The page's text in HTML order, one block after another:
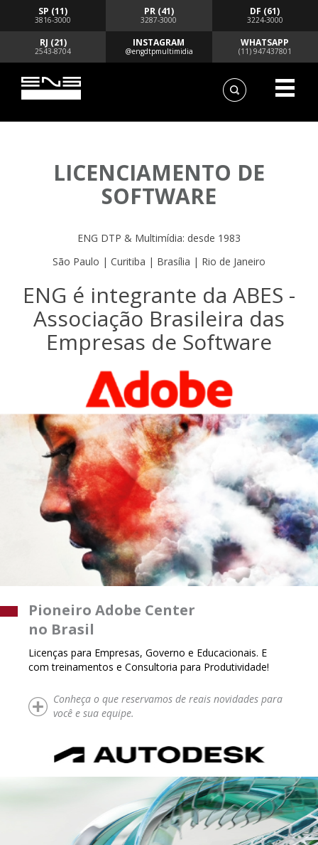
SP (11)
3816-3000
PR (41)
3287-3000
DF (61)
3224-3000
RJ (21)
2543-8704
INSTAGRAM
@engdtpmultimidia
WHATSAPP
(11) 947437801
LICENCIAMENTO DE
SOFTWARE
ENG DTP & Multimídia: desde 1983
São Paulo | Curitiba | Brasília | Rio de Janeiro
ENG é integrante da ABES -
Associação Brasileira das
Empresas de Software
Pioneiro Adobe Center
no Brasil
Licenças para Empresas, Governo e Educacionais. E
com treinamentos e Consultoria para Produtividade!
Conheça o que reservamos de reais novidades para
você e sua equipe.